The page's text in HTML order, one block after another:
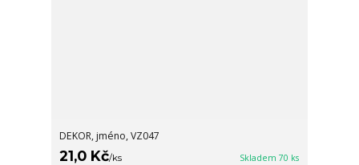
DEKOR, jméno, VZ047
21,0 Kč/ks Skladem 70 ks